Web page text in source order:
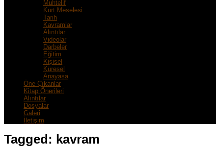
Muhtelif
Kürt Meselesi
Tarih
Kavramlar
Alıntılar
Videolar
Darbeler
Eğitim
Kişisel
Küresel
Anayasa
Öne Çıkanlar
Kitap Önerileri
Alıntılar
Dosyalar
Galeri
İletişim
Tagged: kavram